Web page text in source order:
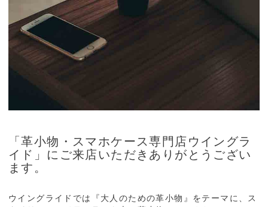
「革小物・スマホケース専門店ウイングラ
イド」にご来店いただきありがとうござい
ます。
ウイングライドでは『大人のための革小物』をテーマに、ス